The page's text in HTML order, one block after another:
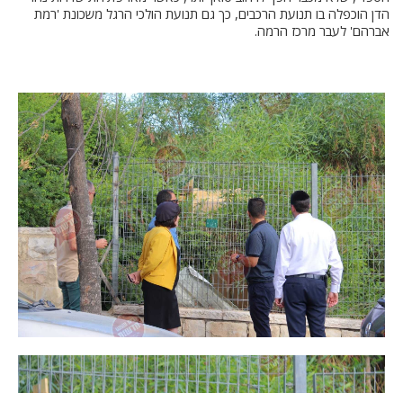
הדן הוכפלה בו תנועת הרכבים, כך גם תנועת הולכי הרגל משכונת 'רמת
אברהם' לעבר מרכז הרמה.